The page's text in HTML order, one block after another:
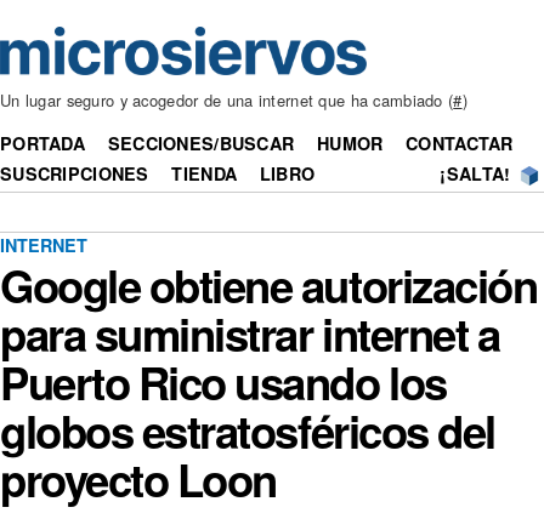
Un lugar seguro y acogedor de una internet que ha cambiado (#)
PORTADA SECCIONES/BUSCAR HUMOR
CONTACTAR
SUSCRIPCIONES
TIENDA LIBRO ¡SALTA!
INTERNET
Google obtiene autorización
para suministrar internet a
Puerto Rico usando los
globos estratosféricos del
proyecto Loon